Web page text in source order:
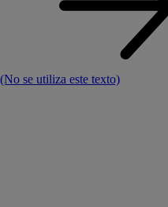
(No se utiliza este texto)